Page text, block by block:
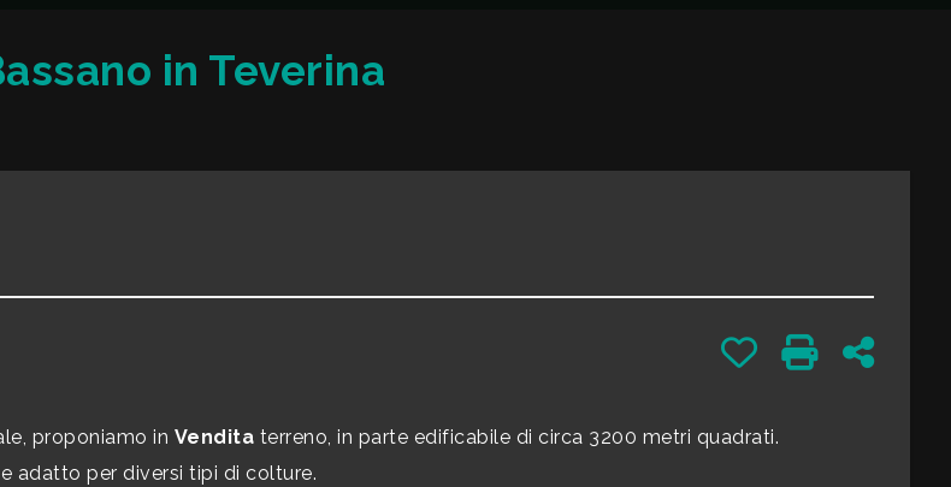
in Teverina
Stampa: Cod.
Preferiti: Cod. 73
proponiamo in Vendita terreno, in parte edificabile di circa 3200 metri quadrati.
adatto per diversi tipi di colture.